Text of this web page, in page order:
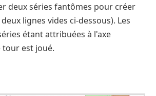
deux séries fantômes pour créer
lignes vides ci-dessous). Les
étant attribuées à l'axe
tour est joué.